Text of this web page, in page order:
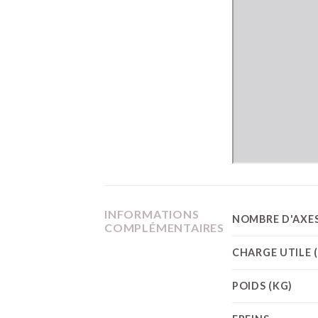
INFORMATIONS
COMPLÉMENTAIRES
NOMBRE
CHARGE UTILE
POIDS (KG)